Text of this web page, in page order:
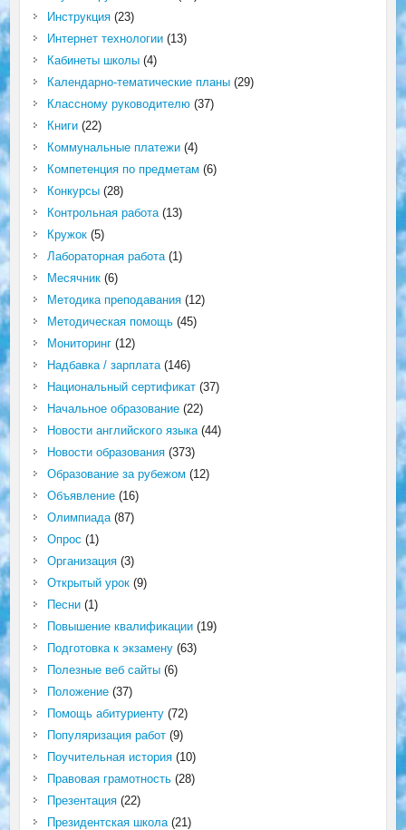
Инструкция(23)
Интернет технологии(13)
Кабинеты школы(4)
Календарно-тематические планы(29)
Классному руководителю(37)
Книги(22)
Коммунальные платежи(4)
Компетенция по предметам (6)
Конкурсы(28)
Контрольная работа(13)
Кружок(5)
Лабораторная работа(1)
Месячник(6)
Методика преподавания(12)
Методическая помощь(45)
Мониторинг(12)
Надбавка / зарплата(146)
Национальный сертификат(37)
Начальное образование(22)
Новости английского языка(44)
Новости образования(373)
Образование за рубежом (12)
Объявление(16)
Олимпиада(87)
Опрос (1)
Организация(3)
Открытый урок(9)
Песни(1)
Повышение квалификации(19)
Подготовка к экзамену(63)
Полезные веб сайты(6)
Положение(37)
Помощь абитуриенту(72)
Популяризация работ(9)
Поучительная история(10)
Правовая грамотность(28)
Презентация(22)
Президентская школа(21)